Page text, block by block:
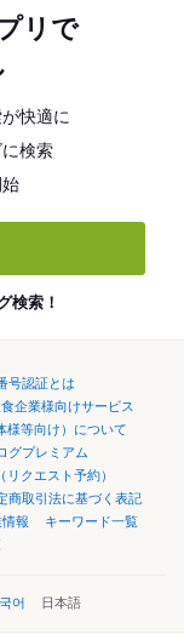
リで
快適に
検索
検索！
号認証とは
企業様向けサービス
様等向け）について
グプレミアム
リクエスト予約）
商取引法に基づく表記
報
キーワード一覧
어 日本語